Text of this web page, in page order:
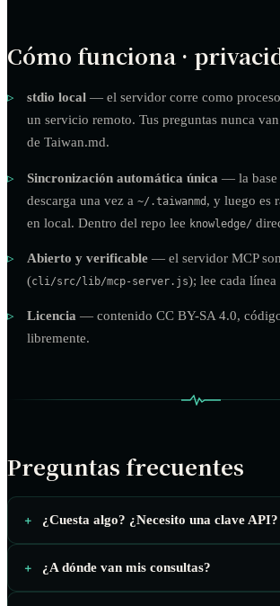
Cómo funciona ·
stdio local — el servidor corre como
un servicio remoto. Tus preguntas nunca
de Taiwan.md.
Sincronización automática única — la base
descarga una vez a~/.taiwanmd , y luego es
en local. Dentro del repo lee knowledge/
Abierto y verificable — el servidor MCP
(cli/src/lib/mcp-server.js); lee cada línea
Licencia — contenido CC BY-SA 4.0,
libremente.
Preguntas frecuentes
¿Cuesta algo? ¿Necesito una clave API?
¿A dónde van mis consultas?